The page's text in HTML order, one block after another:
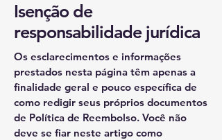
Isenção de
responsabilidade jurídica
Os esclarecimentos e informações
prestados nesta página têm apenas a
finalidade geral e pouco específica de
como redigir seus próprios documentos
de Política de Reembolso. Você não
deve se fiar neste artigo como